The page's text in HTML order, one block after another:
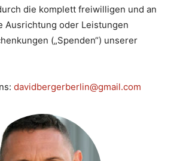
die komplett freiwilligen und an
Ausrichtung oder Leistungen
(„Spenden“) unserer
davidbergerberlin@gmail.com